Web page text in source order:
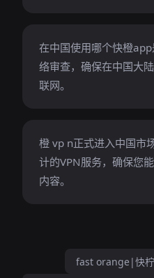
在中国使用哪个快橙
络审查，确保在中国大
联网。
橙 vp n正式进入中国市
计的VPN服务，确保您
内容。
fast orange|快